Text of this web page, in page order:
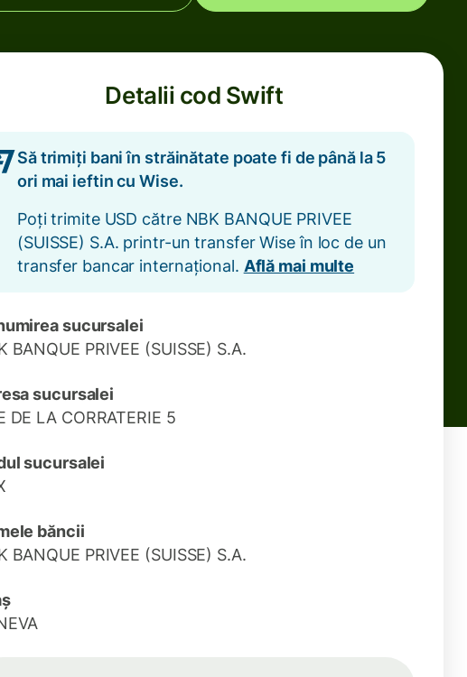
Detalii cod Swift
Să trimiți bani în străinătate poate fi de până la 5
ori mai ieftin cu Wise.
Poți trimite USD către NBK BANQUE PRIVEE
(SUISSE) S.A. printr-un transfer Wise în loc de un
transfer bancar internațional. Află mai multe
sucursalei
BANQUE PRIVEE (SUISSE) S.A.
sucursalei
DE LA CORRATERIE 5
sucursalei
băncii
BANQUE PRIVEE (SUISSE) S.A.